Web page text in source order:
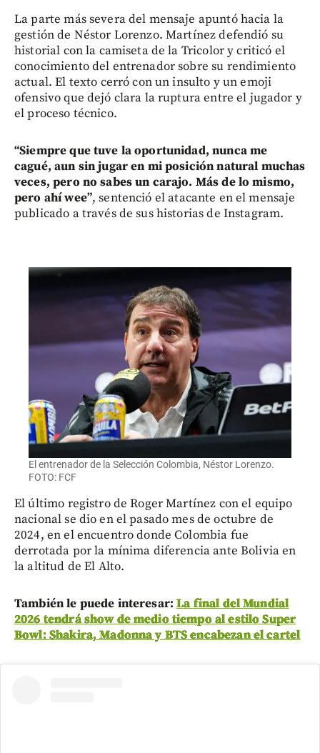
La parte más severa del mensaje apuntó hacia la
gestión de Néstor Lorenzo. Martínez defendió su
historial con la camiseta de la Tricolor y criticó el
conocimiento del entrenador sobre su rendimiento
actual. El texto cerró con un insulto y un emoji
ofensivo que dejó clara la ruptura entre el jugador y
el proceso técnico.
“Siempre que tuve la oportunidad, nunca me
cagué, aun sin jugar en mi posición natural muchas
veces, pero no sabes un carajo. Más de lo mismo,
pero ahí wee”, sentenció el atacante en el mensaje
publicado a través de sus historias de Instagram.
El entrenador de la Selección Colombia, Néstor Lorenzo.
FOTO: FCF
El último registro de Roger Martínez con el equipo
nacional se dio en el pasado mes de octubre de
2024, en el encuentro donde Colombia fue
derrotada por la mínima diferencia ante Bolivia en
la altitud de El Alto.
También le puede interesar:La final del Mundial
2026 tendrá show de medio tiempo al estilo Super
Bowl: Shakira, Madonna y BTS encabezan el cartel